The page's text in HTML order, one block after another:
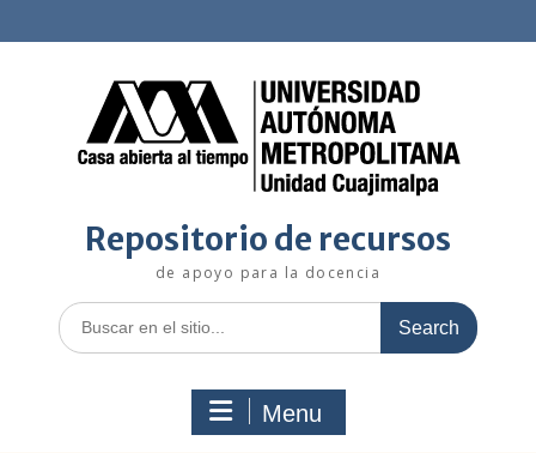
k
Repositorio de recursos
de apoyo para la docencia
S
e
Menu